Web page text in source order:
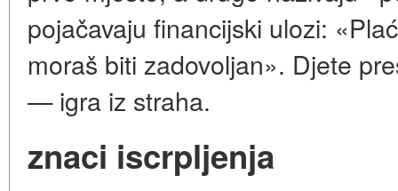
pojačavaju financijski ulozi:
moraš biti zadovoljan». Djete
— igra iz straha.
znaci iscrpljenja